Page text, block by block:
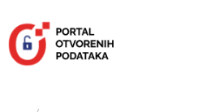
sadržaj